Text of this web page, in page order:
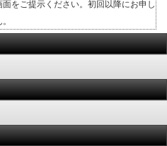
をご提示ください。初回以降にお申し